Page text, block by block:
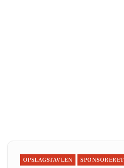
OPSLAGSTAVLEN SPONSORERET